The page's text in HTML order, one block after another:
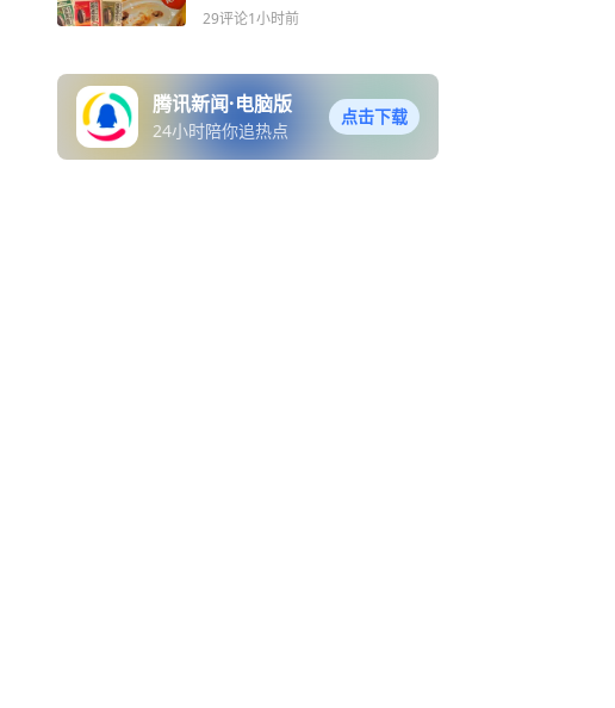
29评论1小时前
腾讯新闻·电脑版
24小时陪你追热点
点击下载